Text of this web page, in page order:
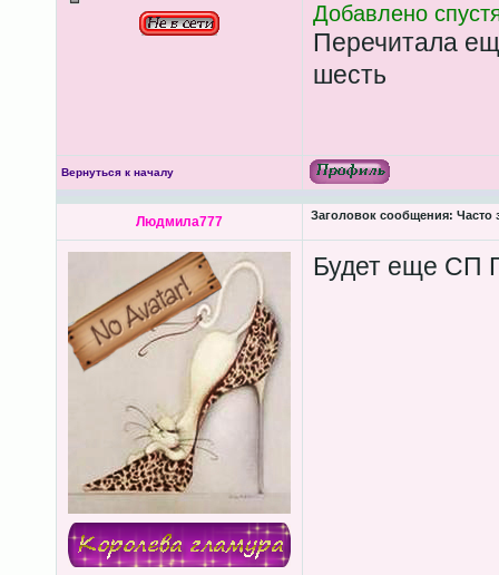
Добавлено
Перечитала
шесть
Вернуться к началу
Людмила777 Заголовок сообщения: Часто
Будет еще СП